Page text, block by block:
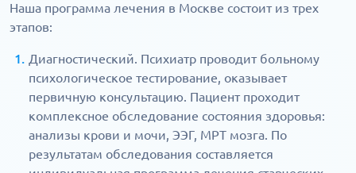
Наша программа лечения в Москве состоит из трех
этапов:
Диагностический. Психиатр проводит больному
психологическое тестирование, оказывает
первичную консультацию. Пациент проходит
комплексное обследование состояния здоровья:
анализы крови и мочи, ЭЭГ, МРТ мозга. По
результатам обследования составляется